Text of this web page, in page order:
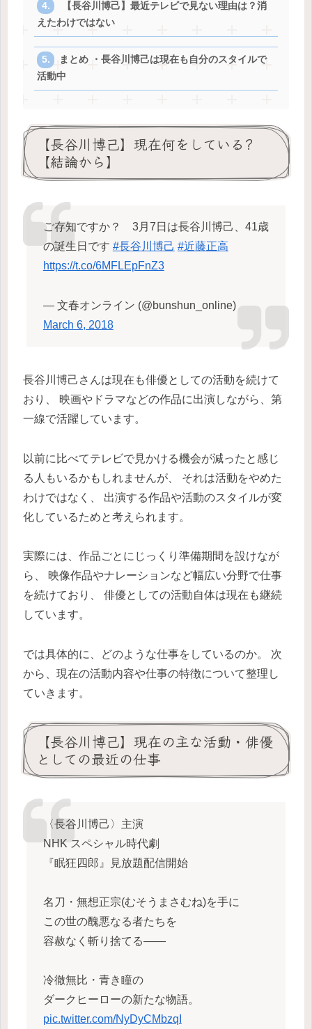
【長谷川博己】最近テレビで見ない理由は？消
えたわけではない
まとめ ・長谷川博己は現在も自分のスタイルで
活動中
【長谷川博己】現在何をしている?
【結論から】
ご存知ですか？ 3月7日は長谷川博己、41歳
の誕生日です #長谷川博己 #近藤正高
https://t.co/6MFLEpFnZ3
— 文春オンライン (@bunshun_online)
March 6, 2018
長谷川博己さんは現在も俳優としての活動を続けて
おり、 映画やドラマなどの作品に出演しながら、第
一線で活躍しています。
以前に比べてテレビで見かける機会が減ったと感じ
る人もいるかもしれませんが、 それは活動をやめた
わけではなく、 出演する作品や活動のスタイルが変
化しているためと考えられます。
実際には、作品ごとにじっくり準備期間を設けなが
ら、 映像作品やナレーションなど幅広い分野で仕事
を続けており、 俳優としての活動自体は現在も継続
しています。
では具体的に、どのような仕事をしているのか。 次
から、現在の活動内容や仕事の特徴について整理し
ていきます。
【長谷川博己】現在の主な活動・俳優
としての最近の仕事
〈長谷川博己〉主演
NHK スペシャル時代劇
『眠狂四郎』見放題配信開始
名刀・無想正宗(むそうまさむね)を手に
この世の醜悪なる者たちを
容赦なく斬り捨てる――
冷徹無比・青き瞳の
ダークヒーローの新たな物語。
pic.twitter.com/NyDyCMbzqI